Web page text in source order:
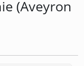
(Aveyron